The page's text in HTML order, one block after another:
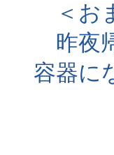
＜お
昨夜
容器に